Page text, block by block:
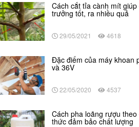
Cách cắt tỉa cành mít giúp
trưởng tốt, ra nhiều quả
29/05/2021 4618
Đặc điểm của máy khoan
và 36V
22/05/2020 4537
Cách pha loãng rượu theo
thức đảm bảo chất lượng